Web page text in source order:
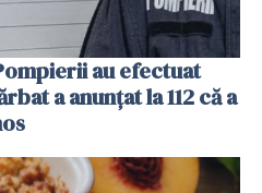
au efectuat
a anunțat la 112 că a